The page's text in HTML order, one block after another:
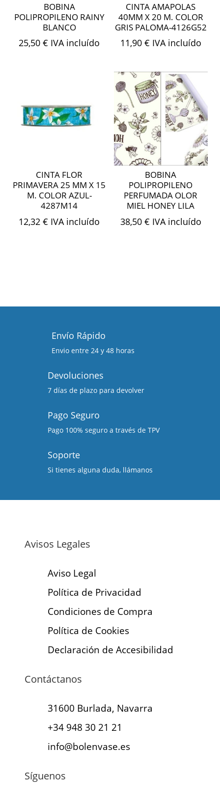
BOBINA
POLIPROPILENO RAINY
BLANCO
25,50€ IVA incluído
CINTA AMAPOLAS
40MM X 20 M. COLOR
GRIS PALOMA-4126G52
11,90 € IVA incluído
CINTA FLOR
PRIMAVERA 25 MM X 15
M. COLOR AZUL-
4287M14
12,32€ IVA incluído
BOBINA
POLIPROPILENO
PERFUMADA OLOR
MIEL HONEY LILA
38,50 € IVA incluído
Envío Rápido
Envio entre 24 y 48 horas
Devoluciones
7 días de plazo para devolver
Pago Seguro
Pago 100% seguro a través de TPV
Soporte
Si tienes alguna duda, llámanos
Avisos Legales
Aviso Legal
Política de Privacidad
Condiciones de Compra
Política de Cookies
Declaración de Accesibilidad
Contáctanos
31600 Burlada, Navarra
+34 948 30 21 21
info@bolenvase.es
Síguenos